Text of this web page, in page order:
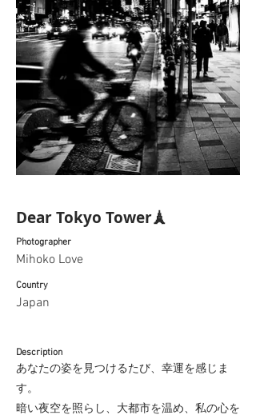
Dear Tokyo Tower🗼
Photographer
Mihoko Love
Country
Japan
Description
あなたの姿を見つけるたび、幸運を感じま
す。
暗い夜空を照らし、大都市を温め、私の心を